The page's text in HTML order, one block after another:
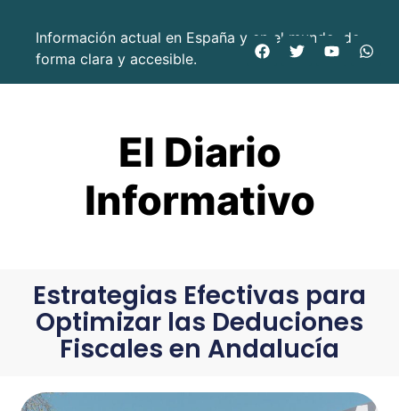
Información actual en España y en el mundo, de
forma clara y accesible.
El Diario
Informativo
Estrategias Efectivas para
Optimizar las Deduciones
Fiscales en Andalucía